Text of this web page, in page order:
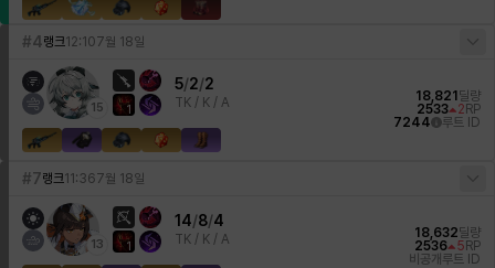
#4랭크12:107월 18일
15 1
5/2/2
TK / K / A 18,821 딜량
2533
2 RP
7244
루트 ID
#7랭크11:367월 18일
13 1
14/8/4
TK / K / A 18,632딜량
2536
5 RP
비공개 루트 ID